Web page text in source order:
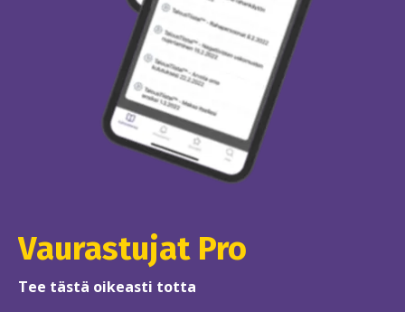
Vaurastujat Pro
Tee tästä oikeasti totta